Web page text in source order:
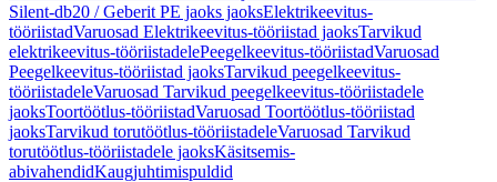
Silent-db20 / Geberit PE jaoks jaoksElektrikeevitus-
tööriistadVaruosad Elektrikeevitus-tööriistad jaoksTarvikud
elektrikeevitus-tööriistadelePeegelkeevitus-tööriistadVaruosad
Peegelkeevitus-tööriistad jaoksTarvikud peegelkeevitus-
tööriistadeleVaruosad Tarvikud peegelkeevitus-tööriistadele
jaoksToortöötlus-tööriistadVaruosad Toortöötlus-tööriistad
jaoksTarvikud torutöötlus-tööriistadeleVaruosad Tarvikud
torutöötlus-tööriistadele jaoksKäsitsemis-
abivahendidKaugjuhtimispuldid